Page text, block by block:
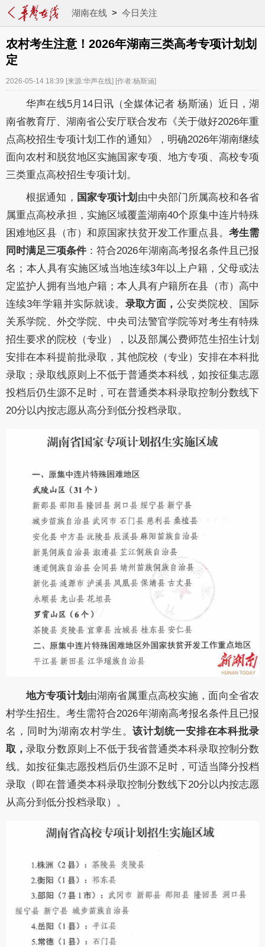
湖南在线> 今日关注
农村考生注意！2026年湖南三类高考专项计划划
定
2026-05-14 18:39 [来源:华声在线] [作者:杨斯涵]
华声在线5月14日讯（全媒体记者 杨斯涵）近日，湖
南省教育厅、湖南省公安厅联合发布《关于做好2026年重
点高校招生专项计划工作的通知》，明确2026年湖南继续
面向农村和脱贫地区实施国家专项、地方专项、高校专项
三类重点高校招生专项计划。
根据通知， 国家专项计划 由中央部门所属高校和各省
属重点高校承担，实施区域覆盖湖南40个原集中连片特殊
困难地区县（市）和原国家扶贫开发工作重点县。 考生需
同时满足三项条件 ：符合2026年湖南高考报名条件且已报
名；本人具有实施区域当地连续3年以上户籍，父母或法
定监护人拥有当地户籍；本人具有户籍所在县（市）高中
连续3年学籍并实际就读。 录取方面， 公安类院校、国际
关系学院、外交学院、中央司法警官学院等对考生有特殊
招生要求的院校（专业），以及部属公费师范生招生计划
安排在本科提前批录取，其他院校（专业）安排在本科批
录取；录取线原则上不低于普通类本科线，如按征集志愿
投档后仍生源不足时，可在普通类本科录取控制分数线下
20分以内按志愿从高分到低分投档录取。
地方专项计划 由湖南省属重点高校实施，面向全省农
村学生招生。考生需符合2026年湖南高考报名条件且已报
名，同时为湖南农村学生。该计划统一安排在本科批录
取，录取分数原则上不低于我省普通类本科录取控制分数
线。如按征集志愿投档后仍生源不足时，可适当降分投档
录取（即在普通类本科录取控制分数线下20分以内按志愿
从高分到低分投档录取）。